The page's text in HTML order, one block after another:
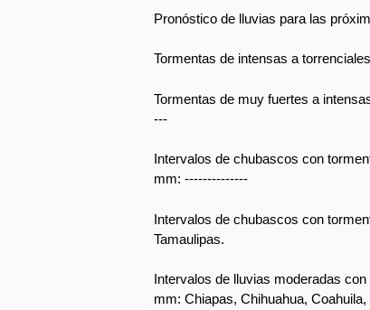
Pronóstico de lluvias para las
Tormentas de intensas a
Tormentas de muy fuertes a
---
Intervalos de chubascos con
mm: --------------
Intervalos de chubascos con
Tamaulipas.
Intervalos de lluvias moderadas
mm: Chiapas, Chihuahua,